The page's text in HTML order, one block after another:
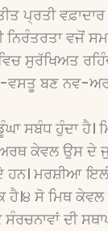
ਪ੍ਰਤੀ
ਨਿਰੰਤਰਤਾ ਵਜੋਂ
ਸੁਰੱਖਿਅਤ
ਬਣ ਨਵ-
ਸਬੰਧ ਹੁੰਦਾ ਹੈ।
ਅਰਥ ਕੇਵਲ ਉਸ ਦੇ
ਹਨ। ਮਰਸ਼ੀਆ
ਸੋ ਮਿਥ
ਦੀ